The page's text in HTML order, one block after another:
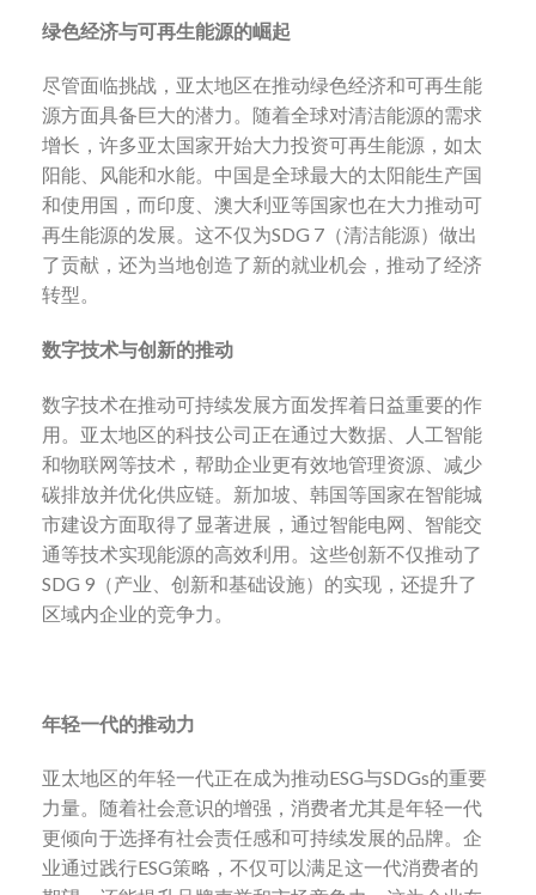
绿色经济与可再生能源的崛起
尽管面临挑战，亚太地区在推动绿色经济和可再生能
源方面具备巨大的潜力。随着全球对清洁能源的需求
增长，许多亚太国家开始大力投资可再生能源，如太
阳能、风能和水能。中国是全球最大的太阳能生产国
和使用国，而印度、澳大利亚等国家也在大力推动可
再生能源的发展。这不仅为SDG 7（清洁能源）做出
了贡献，还为当地创造了新的就业机会，推动了经济
转型。
数字技术与创新的推动
数字技术在推动可持续发展方面发挥着日益重要的作
用。亚太地区的科技公司正在通过大数据、人工智能
和物联网等技术，帮助企业更有效地管理资源、减少
碳排放并优化供应链。新加坡、韩国等国家在智能城
市建设方面取得了显著进展，通过智能电网、智能交
通等技术实现能源的高效利用。这些创新不仅推动了
SDG 9（产业、创新和基础设施）的实现，还提升了
区域内企业的竞争力。
年轻一代的推动力
亚太地区的年轻一代正在成为推动ESG与SDGs的重要
力量。随着社会意识的增强，消费者尤其是年轻一代
更倾向于选择有社会责任感和可持续发展的品牌。企
业通过践行ESG策略，不仅可以满足这一代消费者的